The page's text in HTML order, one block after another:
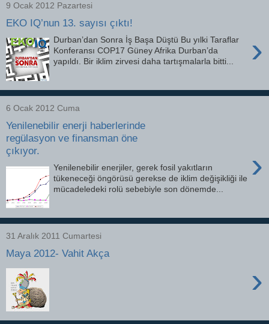
9 Ocak 2012 Pazartesi
EKO IQ’nun 13. sayısı çıktı!
›
Durban’dan Sonra İş Başa Düştü Bu yılki Taraflar
Konferansı COP17 Güney Afrika Durban’da
yapıldı. Bir iklim zirvesi daha tartışmalarla bitti...
6 Ocak 2012 Cuma
Yenilenebilir enerji haberlerinde
regülasyon ve finansman öne
çıkıyor.
›
Yenilenebilir enerjiler, gerek fosil yakıtların
tükeneceği öngörüsü gerekse de iklim değişikliği ile
mücadeledeki rolü sebebiyle son dönemde...
31 Aralık 2011 Cumartesi
Maya 2012- Vahit Akça
›